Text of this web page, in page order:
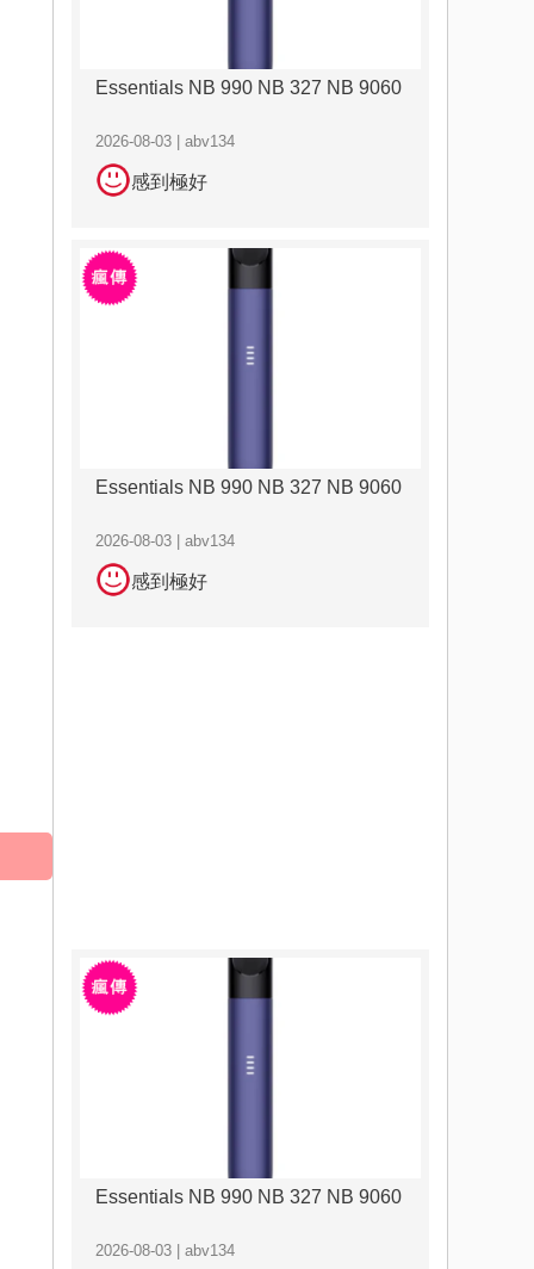
Essentials NB 990 NB 327 NB 9060
2026-08-03 | abv134
感到極好
Essentials NB 990 NB 327 NB 9060
2026-08-03 | abv134
感到極好
Essentials NB 990 NB 327 NB 9060
2026-08-03 | abv134